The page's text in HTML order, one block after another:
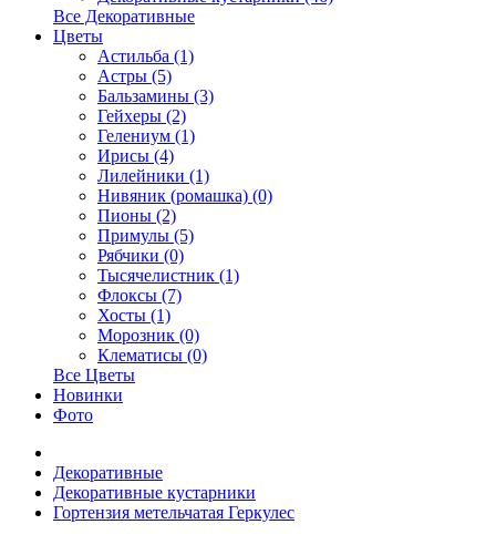
Все Декоративные
Цветы
Астильба (1)
Астры (5)
Бальзамины (3)
Гейхеры (2)
Гелениум (1)
Ирисы (4)
Лилейники (1)
Нивяник (ромашка) (0)
Пионы (2)
Примулы (5)
Рябчики (0)
Тысячелистник (1)
Флоксы (7)
Хосты (1)
Морозник (0)
Клематисы (0)
Все Цветы
Новинки
Фото
Декоративные
Декоративные кустарники
Гортензия метельчатая Геркулес